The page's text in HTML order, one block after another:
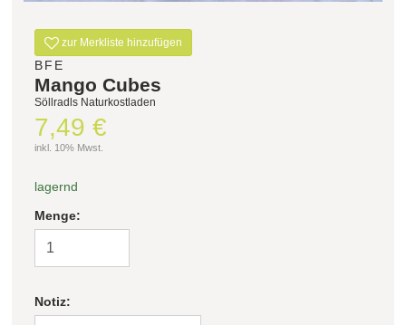
Filter zurücksetzen
zur Merkliste hinzufügen
BFE
Mango Cubes
Söllradls Naturkostladen
7,49 €
inkl. 10% Mwst.
lagernd
Menge:
Notiz: